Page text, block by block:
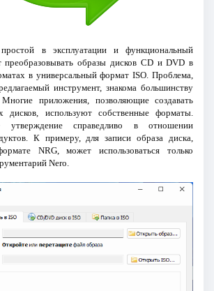
в эксплуатации и функциональный
преобразовывать образы дисков CD и DVD в
в универсальный формат ISO. Проблема,
инструмент, знакома большинству
Многие приложения, позволяющие создавать
дисков, используют собственные форматы.
утверждение справедливо в отношении
К примеру, для записи образа диска,
NRG, может использоваться только
Nero.